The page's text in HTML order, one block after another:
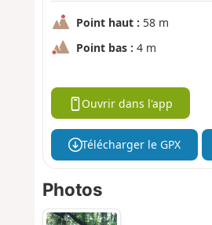
Point haut : 58 m
Point bas : 4 m
Ouvrir dans l'app
Télécharger le GPX
Photos